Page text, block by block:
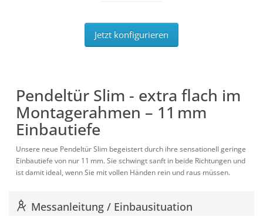
Jetzt konfigurieren
Pendeltür Slim - extra flach im
Montagerahmen – 11 mm
Einbautiefe
Unsere neue Pendeltür Slim begeistert durch ihre sensationell geringe
Einbautiefe von nur 11 mm. Sie schwingt sanft in beide Richtungen und
ist damit ideal, wenn Sie mit vollen Händen rein und raus müssen.
Messanleitung / Einbausituation